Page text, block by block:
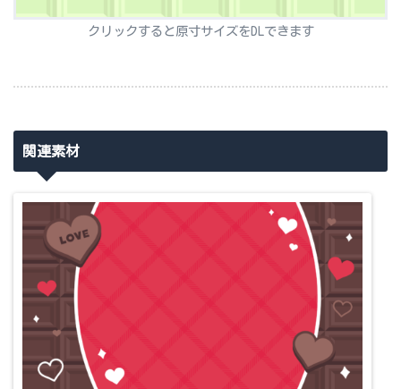
クリックすると原寸サイズをDLできます
関連素材